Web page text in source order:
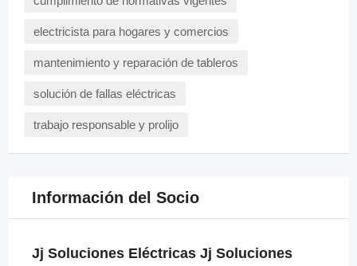
electricista para hogares y comercios
mantenimiento y reparación de tableros
solución de fallas eléctricas
trabajo responsable y prolijo
Información del Socio
Jj Soluciones Eléctricas Jj Soluciones